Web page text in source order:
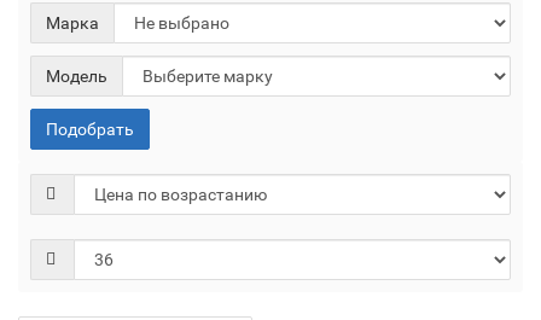
Марка
Модель
Подобрать